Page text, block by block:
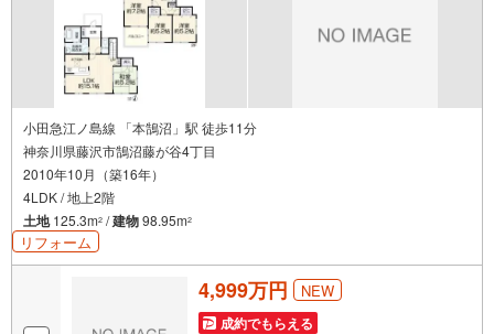
小田急江ノ島線 「本鵠沼」駅 徒歩11分
神奈川県藤沢市鵠沼藤が谷4丁目
2010年10月（築16年）
4LDK / 地上2階
土地125.3m2 /建物98.95m2
リフォーム
4,999万円 NEW
成約でもらえる